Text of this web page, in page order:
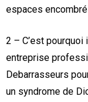
espaces
2 – C’est
entreprise
Debarrasseurs
un syndrome de